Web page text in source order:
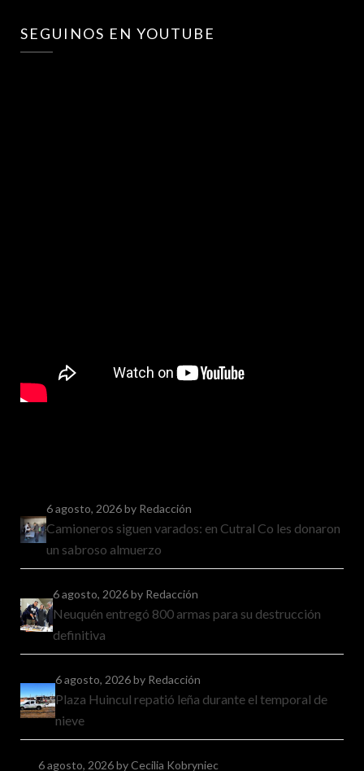
SEGUINOS EN YOUTUBE
6 agosto, 2026by Redacción
Camioneros siguen varados: en Cutral Co les donaron
un sabroso almuerzo
6 agosto, 2026by Redacción
Neuquén entregó 800 armas para su destrucción
definitiva
6 agosto, 2026by Redacción
Plaza Huincul repatió leña durante el temporal de
nieve
6 agosto, 2026by Cecilia Kobryniec